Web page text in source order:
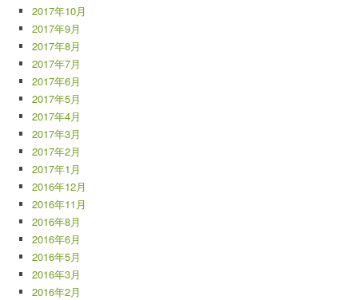
2017年10月
2017年9月
2017年8月
2017年7月
2017年6月
2017年5月
2017年4月
2017年3月
2017年2月
2017年1月
2016年12月
2016年11月
2016年8月
2016年6月
2016年5月
2016年3月
2016年2月